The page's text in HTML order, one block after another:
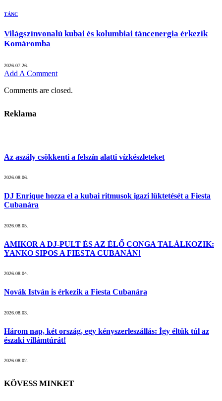
TÁNC
Világszínvonalú kubai és kolumbiai táncenergia érkezik
Komáromba
2026.07.26.
Add A Comment
Comments are closed.
Reklama
Az aszály csökkenti a felszín alatti vízkészleteket
2026.08.06.
DJ Enrique hozza el a kubai ritmusok igazi lüktetését a Fiesta
Cubanára
2026.08.05.
AMIKOR A DJ-PULT ÉS AZ ÉLŐ CONGA TALÁLKOZIK:
YANKO SIPOS A FIESTA CUBANÁN!
2026.08.04.
Novák István is érkezik a Fiesta Cubanára
2026.08.03.
Három nap, két ország, egy kényszerleszállás: Így éltük túl az
északi villámtúrát!
2026.08.02.
KÖVESS MINKET